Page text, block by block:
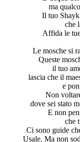
ma
Il tuo
che
Affida le
Le mosche si
Queste
il tuo
lascia che il
e
Non
dove sei stato
E non
che
Ci sono guide
Usale. Ma non